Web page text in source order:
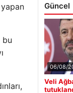
bu
Güncel
06/08/